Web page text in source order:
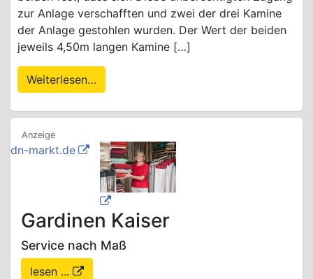
zur Anlage verschafften und zwei der drei Kamine
der Anlage gestohlen wurden. Der Wert der beiden
jeweils 4,50m langen Kamine […]
Weiterlesen…
dn-markt.de
Gardinen Kaiser
Service nach Maß
lesen ...